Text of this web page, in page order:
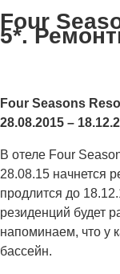
Four
5*.
Four Seasons
28.08.2015 –
В отеле Four
28.08.15 начнется
продлится до
резиденций будет
напоминаем, что у
бассейн.